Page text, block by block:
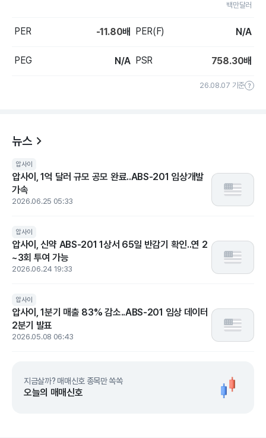
백만달러
PER -11.80배 PER(F) N/A
PEG N/A PSR 758.30배
26.08.07 기준
뉴스
압사이
압사이, 1억 달러 규모 공모 완료..ABS-201 임상개발
가속
2026.06.25 05:33
압사이
압사이, 신약 ABS-201 1상서 65일 반감기 확인..연 2
~3회 투여 가능
2026.06.24 19:33
압사이
압사이, 1분기 매출 83% 감소..ABS-201 임상 데이터
2분기 발표
2026.05.08 06:43
지금살까? 매매신호 종목만 쏙쏙
오늘의 매매신호